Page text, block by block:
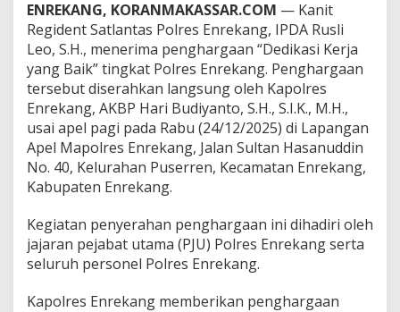
r
e
s
E
n
r
k
a
n
g
R
a
h
P
e
ENREKANG, KORANMAKASSAR.COM — Kanit
Regident Satlantas Polres Enrekang, IPDA Rusli
Leo, S.H., menerima penghargaan “Dedikasi Kerja
yang Baik” tingkat Polres Enrekang. Penghargaan
tersebut diserahkan langsung oleh Kapolres
Enrekang, AKBP Hari Budiyanto, S.H., S.I.K., M.H.,
usai apel pagi pada Rabu (24/12/2025) di Lapangan
Apel Mapolres Enrekang, Jalan Sultan Hasanuddin
No. 40, Kelurahan Puserren, Kecamatan Enrekang,
Kabupaten Enrekang.
Kegiatan penyerahan penghargaan ini dihadiri oleh
jajaran pejabat utama (PJU) Polres Enrekang serta
seluruh personel Polres Enrekang.
Kapolres Enrekang memberikan penghargaan